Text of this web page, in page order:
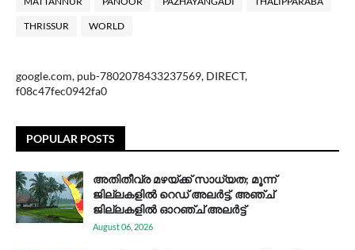
THRISSUR WORLD
google.com, pub-7802078433237569, DIRECT,
f08c47fec0942fa0
POPULAR POSTS
അതിതീവ്ര മഴയ്ക്ക് സാധ്യത; മൂന്ന്
ജില്ലകളിൽ റെഡ് അലർട്ട്, അഞ്ച്
ജില്ലകളിൽ ഓറഞ്ച് അലർട്ട്
August 06, 2026